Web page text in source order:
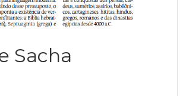
Sacha